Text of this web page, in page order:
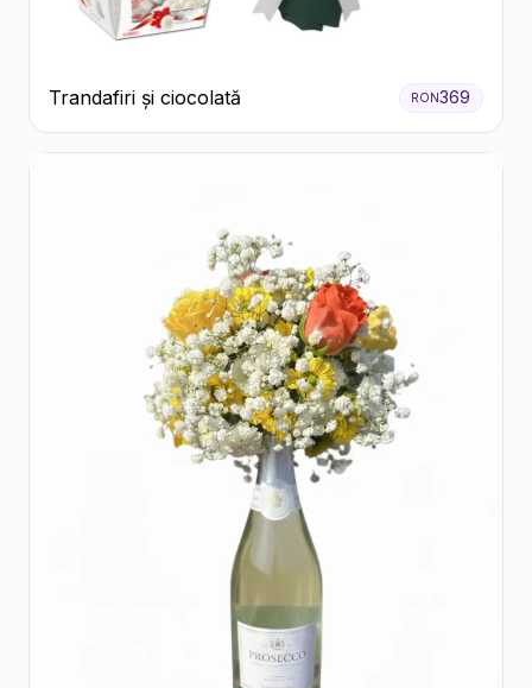
Trandafiri și ciocolată RON369